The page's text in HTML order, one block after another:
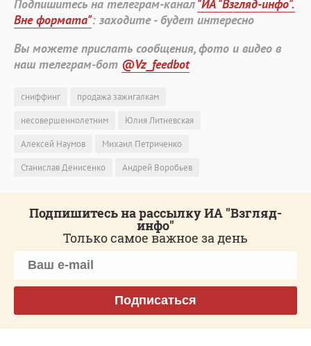
Подпишитесь на телеграм-канал"ИА "Взгляд-инфо".
Вне формата": заходите - будет интересно
Вы можете прислать сообщения, фото и видео в
наш телеграм-бот @Vz_feedbot
сниффинг
продажа зажигалкам
несовершеннолетним
Юлия Литневская
Алексей Наумов
Михаил Петриченко
Станислав Денисенко
Андрей Воробьев
Подпишитесь на рассылку ИА "Взгляд-
инфо"
Только самое важное за день
Подписаться